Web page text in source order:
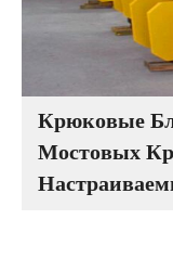
Крюковые
Мостовых